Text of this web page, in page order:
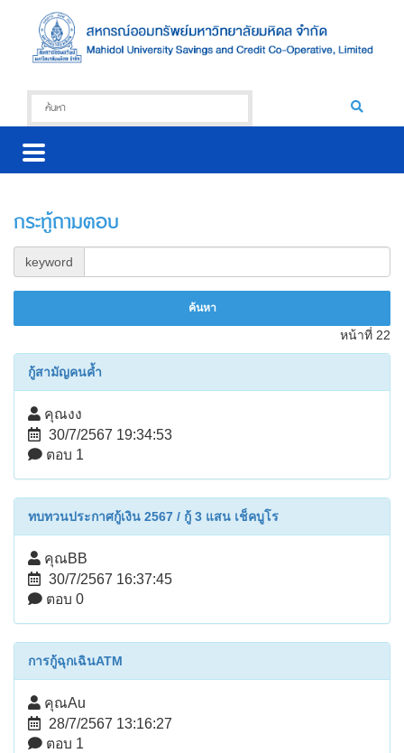
กระทู้ถามตอบ
keyword
หน้าที่ 22
กู้สามัญคนค้ำ
คุณงง
30/7/2567 19:34:53
ตอบ 1
ทบทวนประกาศกู้เงิน 2567 / กู้ 3 แสน เช็คบูโร
คุณBB
30/7/2567 16:37:45
ตอบ 0
การกู้ฉุกเฉินATM
คุณAu
28/7/2567 13:16:27
ตอบ 1